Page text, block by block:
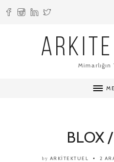
Mimarlığın
BLOX
by ARKITEKTUEL 2